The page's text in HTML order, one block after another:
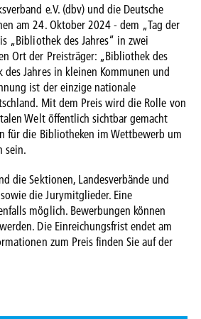
e.V. (dbv) und die Deutsche
am 24. Oktober 2024 - dem „Tag der
„Bibliothek des Jahres“ in zwei
Ort der Preisträger: „Bibliothek des
Jahres in kleinen Kommunen und
ist der einzige nationale
Mit dem Preis wird die Rolle von
Welt öffentlich sichtbar gemacht
für die Bibliotheken im Wettbewerb um
sein.
die Sektionen, Landesverbände und
die Jurymitglieder. Eine
möglich. Bewerbungen können
Die Einreichungsfrist endet am
zum Preis finden Sie auf der